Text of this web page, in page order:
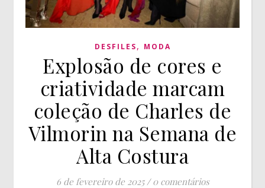
DESFILES, MODA
Explosão de cores e
criatividade marcam
coleção de Charles de
Vilmorin na Semana de
Alta Costura
6 de fevereiro de 2025 / 0 comentários